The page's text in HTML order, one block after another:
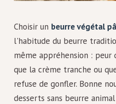
Choisir un beurre végétal
l'habitude du beurre
même appréhension :
que la crème tranche ou
refuse de gonfler. Bonne
desserts sans beurre